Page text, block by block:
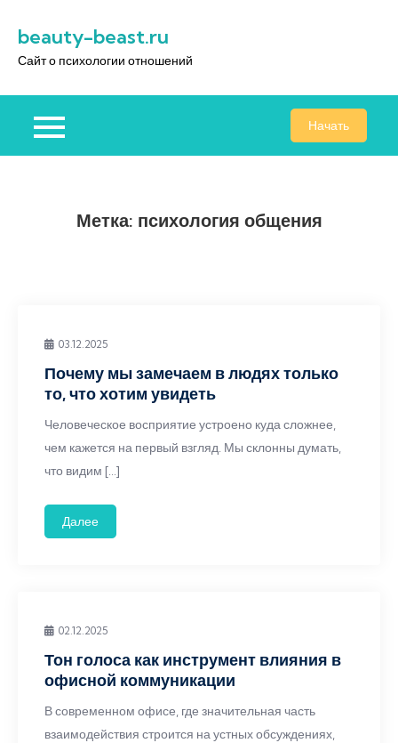
содержимому
beauty-beast.ru
Сайт о психологии отношений
Начать
Метка: психология общения
03.12.2025
Почему мы замечаем в людях только
то, что хотим увидеть
Человеческое восприятие устроено куда сложнее,
чем кажется на первый взгляд. Мы склонны думать,
что видим […]
Далее
02.12.2025
Тон голоса как инструмент влияния в
офисной коммуникации
В современном офисе, где значительная часть
взаимодействия строится на устных обсуждениях,